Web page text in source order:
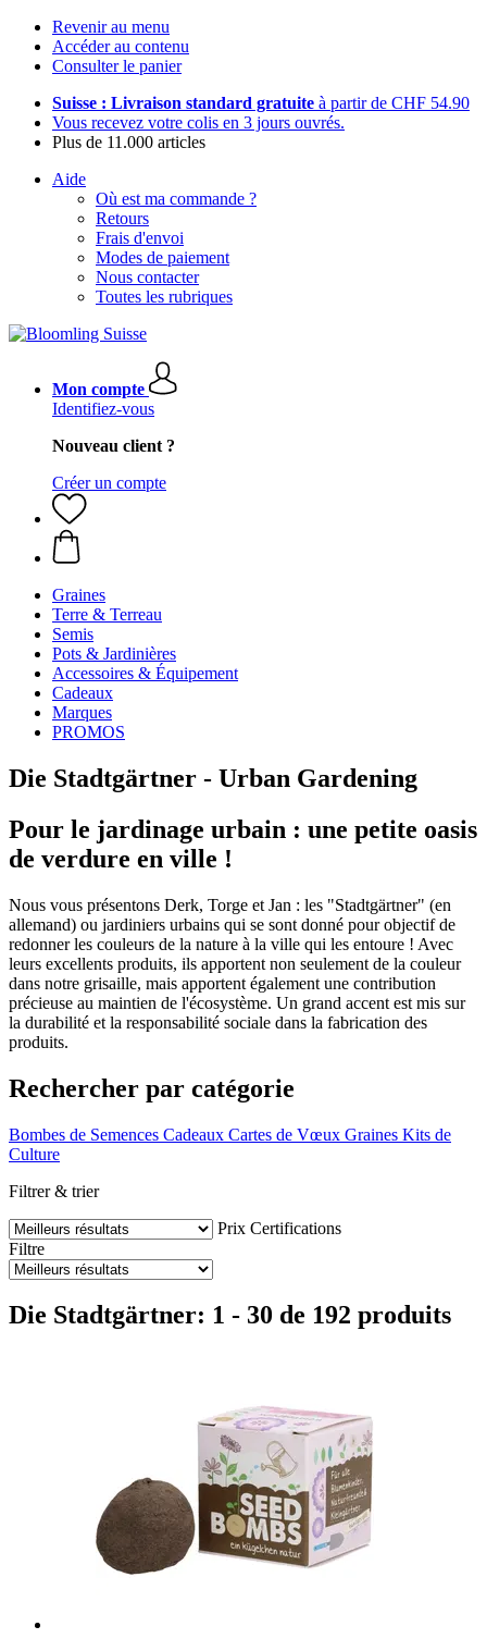
Revenir au menu
Accéder au contenu
Consulter le panier
Suisse : Livraison standard gratuite à partir de CHF 54.90
Vous recevez votre colis en 3 jours ouvrés.
Plus de 11.000 articles
Aide
Où est ma commande ?
Retours
Frais d'envoi
Modes de paiement
Nous contacter
Toutes les rubriques
Mon compte
Identifiez-vous
Nouveau client ?
Créer un compte
Graines
Terre & Terreau
Semis
Pots & Jardinières
Accessoires & Équipement
Cadeaux
Marques
PROMOS
Die Stadtgärtner - Urban Gardening
Pour le jardinage urbain : une petite oasis
de verdure en ville !
Nous vous présentons Derk, Torge et Jan : les "Stadtgärtner" (en
allemand) ou jardiniers urbains qui se sont donné pour objectif de
redonner les couleurs de la nature à la ville qui les entoure ! Avec
leurs excellents produits, ils apportent non seulement de la couleur
dans notre grisaille, mais apportent également une contribution
précieuse au maintien de l'écosystème. Un grand accent est mis sur
la durabilité et la responsabilité sociale dans la fabrication des
produits.
Rechercher par catégorie
Bombes de Semences Cadeaux Cartes de Vœux Graines Kits de
Culture
Filtrer & trier
Prix Certifications
Filtre
Die Stadtgärtner: 1 - 30 de 192 produits